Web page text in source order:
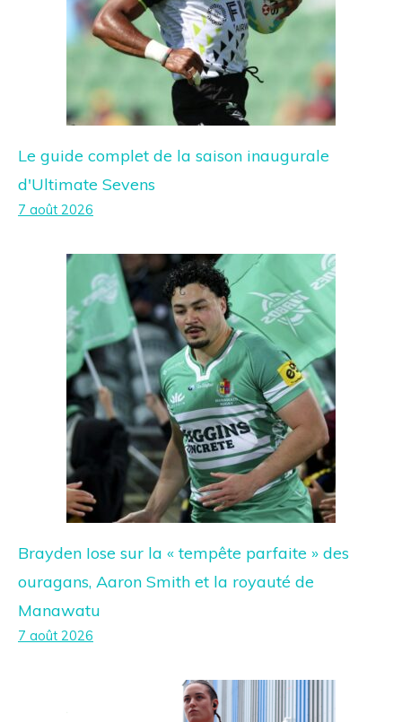
Le guide complet de la saison inaugurale
d'Ultimate Sevens
7 août 2026
Brayden Iose sur la « tempête parfaite » des
ouragans, Aaron Smith et la royauté de
Manawatu
7 août 2026